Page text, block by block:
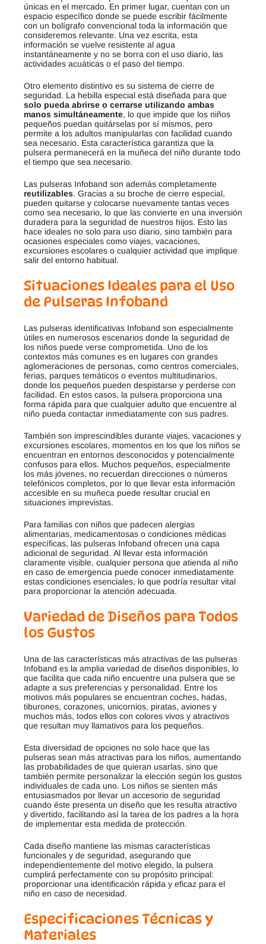
únicas en el mercado. En primer lugar, cuentan con un
espacio específico donde se puede escribir fácilmente
con un bolígrafo convencional toda la información que
consideremos relevante. Una vez escrita, esta
información se vuelve resistente al agua
instantáneamente y no se borra con el uso diario, las
actividades acuáticas o el paso del tiempo.
Otro elemento distintivo es su sistema de cierre de
seguridad. La hebilla especial está diseñada para que
solo pueda abrirse o cerrarse utilizando ambas
manos simultáneamente, lo que impide que los niños
pequeños puedan quitárselas por sí mismos, pero
permite a los adultos manipularlas con facilidad cuando
sea necesario. Esta característica garantiza que la
pulsera permanecerá en la muñeca del niño durante todo
el tiempo que sea necesario.
Las pulseras Infoband son además completamente
reutilizables. Gracias a su broche de cierre especial,
pueden quitarse y colocarse nuevamente tantas veces
como sea necesario, lo que las convierte en una inversión
duradera para la seguridad de nuestros hijos. Esto las
hace ideales no solo para uso diario, sino también para
ocasiones especiales como viajes, vacaciones,
excursiones escolares o cualquier actividad que implique
salir del entorno habitual.
Situaciones Ideales para el Uso
de Pulseras Infoband
Las pulseras identificativas Infoband son especialmente
útiles en numerosos escenarios donde la seguridad de
los niños puede verse comprometida. Uno de los
contextos más comunes es en lugares con grandes
aglomeraciones de personas, como centros comerciales,
ferias, parques temáticos o eventos multitudinarios,
donde los pequeños pueden despistarse y perderse con
facilidad. En estos casos, la pulsera proporciona una
forma rápida para que cualquier adulto que encuentre al
niño pueda contactar inmediatamente con sus padres.
También son imprescindibles durante viajes, vacaciones y
excursiones escolares, momentos en los que los niños se
encuentran en entornos desconocidos y potencialmente
confusos para ellos. Muchos pequeños, especialmente
los más jóvenes, no recuerdan direcciones o números
telefónicos completos, por lo que llevar esta información
accesible en su muñeca puede resultar crucial en
situaciones imprevistas.
Para familias con niños que padecen alergias
alimentarias, medicamentosas o condiciones médicas
específicas, las pulseras Infoband ofrecen una capa
adicional de seguridad. Al llevar esta información
claramente visible, cualquier persona que atienda al niño
en caso de emergencia puede conocer inmediatamente
estas condiciones esenciales, lo que podría resultar vital
para proporcionar la atención adecuada.
Variedad de Diseños para Todos
los Gustos
Una de las características más atractivas de las pulseras
Infoband es la amplia variedad de diseños disponibles, lo
que facilita que cada niño encuentre una pulsera que se
adapte a sus preferencias y personalidad. Entre los
motivos más populares se encuentran coches, hadas,
tiburones, corazones, unicornios, piratas, aviones y
muchos más, todos ellos con colores vivos y atractivos
que resultan muy llamativos para los pequeños.
Esta diversidad de opciones no solo hace que las
pulseras sean más atractivas para los niños, aumentando
las probabilidades de que quieran usarlas, sino que
también permite personalizar la elección según los gustos
individuales de cada uno. Los niños se sienten más
entusiasmados por llevar un accesorio de seguridad
cuando éste presenta un diseño que les resulta atractivo
y divertido, facilitando así la tarea de los padres a la hora
de implementar esta medida de protección.
Cada diseño mantiene las mismas características
funcionales y de seguridad, asegurando que
independientemente del motivo elegido, la pulsera
cumplirá perfectamente con su propósito principal:
proporcionar una identificación rápida y eficaz para el
niño en caso de necesidad.
Especificaciones Técnicas y
Materiales